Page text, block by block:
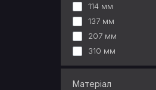
114 мм
137 мм
207 мм
310 мм
Матеріал